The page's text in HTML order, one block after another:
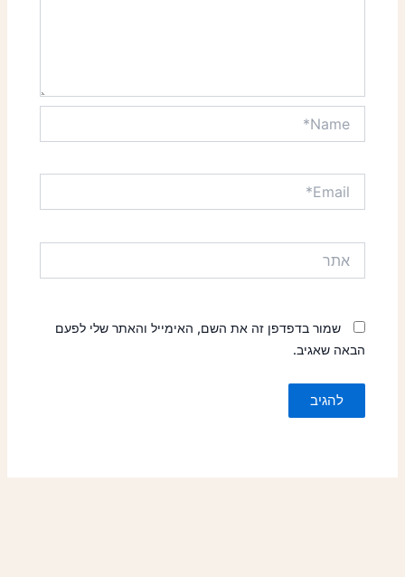
שמור בדפדפן זה את השם, האימייל והאתר שלי לפעם
הבאה שאגיב.